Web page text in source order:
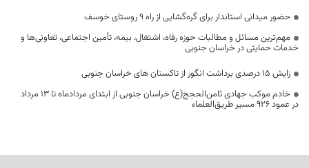
حضور میدانی استاندار برای گره‌گشایی از راه ۹ روستای خوسف
مهم‌ترین مسائل و مطالبات حوزه رفاه، اشتغال، بیمه، تأمین اجتماعی، تعاونی‌ها و
خدمات حمایتی در خراسان جنوبی
زایش ۱۵ درصدی برداشت انگور از تاکستان های خراسان جنوبی
خادم موکب جهادی ثامن‌الحجج(ع) خراسان جنوبی از ابتدای مردادماه تا ۱۳ مرداد
در عمود ۹۲۶ مسیر طریق‌العلماء